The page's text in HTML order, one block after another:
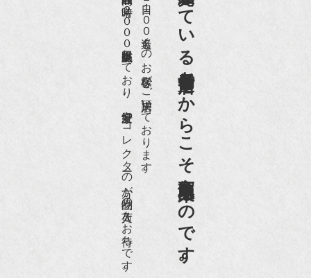
老舗骨董店だからこそ高価買取出来るのです。
世界各国から１日１００名近くのお客様がご来店頂いております。
店頭には買取商品を常時２０００点以上展示販売しており、
愛好家やコレクターの方が品物の入荷をお待ちです。